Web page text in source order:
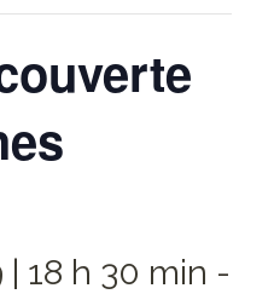
18 h 30 min -